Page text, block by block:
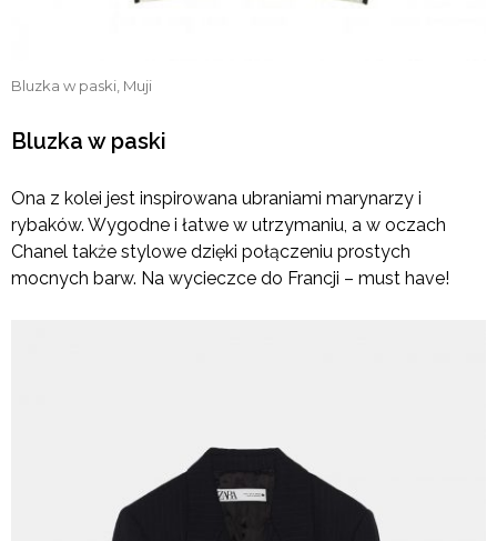
Bluzka w paski, Muji
Bluzka w paski
Ona z kolei jest inspirowana ubraniami marynarzy i
rybaków. Wygodne i łatwe w utrzymaniu, a w oczach
Chanel także stylowe dzięki połączeniu prostych
mocnych barw. Na wycieczce do Francji – must have!